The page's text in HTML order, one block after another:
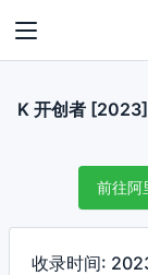
K 开创者
前往阿
收录时间: